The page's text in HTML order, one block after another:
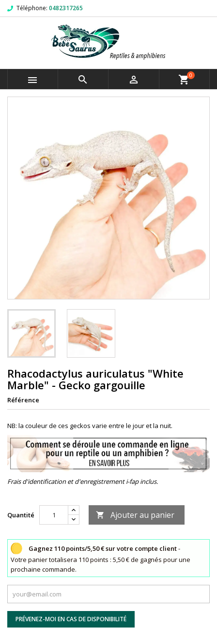
Téléphone: 0482317265
   shopping_cart0
Rhacodactylus auriculatus "White
Marble" - Gecko gargouille
Référence
NB: la couleur de ces geckos varie entre le jour et la nuit.
Frais d'identification et d'enregistrement i-fap inclus.
Quantité  Ajouter au panier
Gagnez 110 points/5,50 € sur votre compte client-
Votre panier totalisera 110 points : 5,50 € de gagnés pour une
prochaine commande.
PRÉVENEZ-MOI EN CAS DE DISPONIBILITÉ